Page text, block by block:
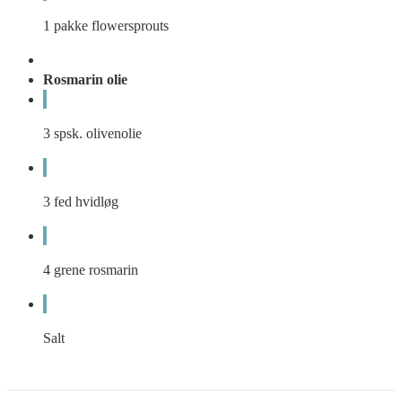
1 pakke flowersprouts
Rosmarin olie
3 spsk. olivenolie
3 fed hvidløg
4 grene rosmarin
Salt